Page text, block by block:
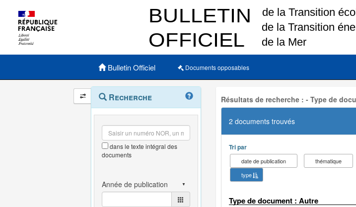
Menu principal
Bulletin Officiel Documents opposables
Navigation
et
outils
annexes
Menu
contextuel
Recherche
dans le texte intégral des
documents
Résultats de recherche : - Type de
2 documents trouvés
Tri par
date de publication thématique
type
Type de document : Autre